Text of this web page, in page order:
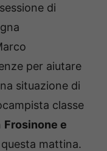
di
per aiutare
situazione di
classe
Frosinone e
mattina.